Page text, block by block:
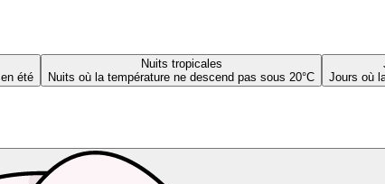
été
Nuits tropicales
Nuits où la température ne descend pas sous 20°C
Jours où